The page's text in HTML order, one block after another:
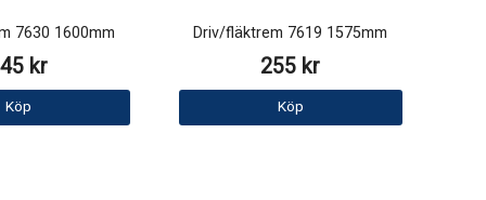
7630 1600mm
kr
Köp
Driv/fläktrem 7619 1575mm
255 kr
Köp